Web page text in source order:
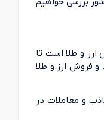
ارز و طلا است تا
و فروش ارز و طلا
و معاملات در